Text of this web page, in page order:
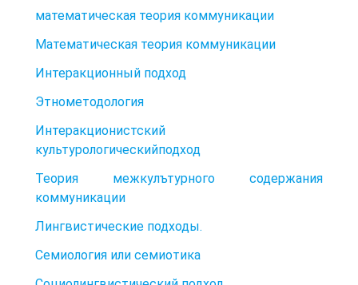
математическая теория коммуникации
Математическая теория коммуникации
Интеракционный подход
Этнометодология
Интеракционистский
культурологическийподход
Теория межкулътурного содержания
коммуникации
Лингвистические подходы.
Семиология или семиотика